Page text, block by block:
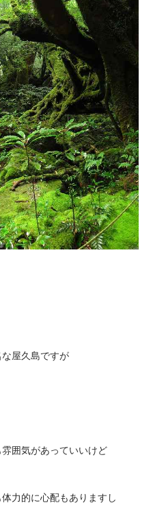
屋久島ですが
囲気があっていいけど
力的に心配もありますし